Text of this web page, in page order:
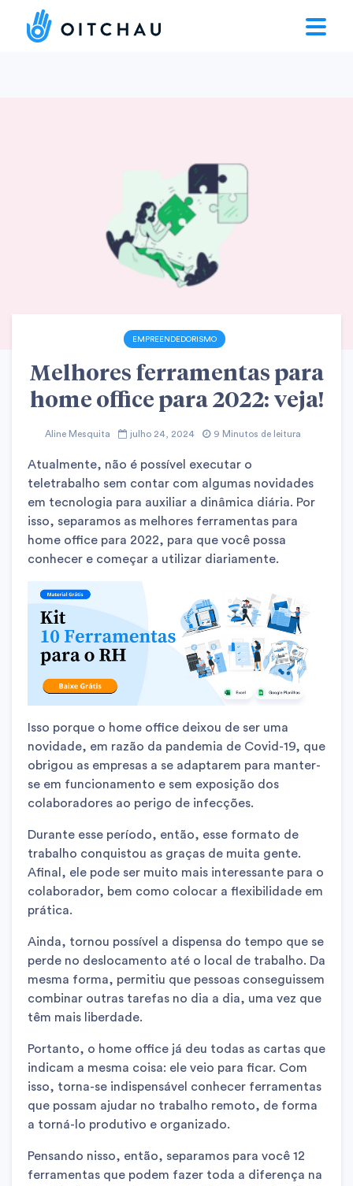
EMPREENDEDORISMO
Melhores ferramentas para
home office para 2022: veja!
Aline Mesquita julho 24, 2024 9 Minutos de leitura
Atualmente, não é possível executar o
teletrabalho sem contar com algumas novidades
em tecnologia para auxiliar a dinâmica diária. Por
isso, separamos as melhores ferramentas para
home office para 2022, para que você possa
conhecer e começar a utilizar diariamente.
Isso porque o home office deixou de ser uma
novidade, em razão da pandemia de Covid-19, que
obrigou as empresas a se adaptarem para manter-
se em funcionamento e sem exposição dos
colaboradores ao perigo de infecções.
Durante esse período, então, esse formato de
trabalho conquistou as graças de muita gente.
Afinal, ele pode ser muito mais interessante para o
colaborador, bem como colocar a flexibilidade em
prática.
Ainda, tornou possível a dispensa do tempo que se
perde no deslocamento até o local de trabalho. Da
mesma forma, permitiu que pessoas conseguissem
combinar outras tarefas no dia a dia, uma vez que
têm mais liberdade.
Portanto, o home office já deu todas as cartas que
indicam a mesma coisa: ele veio para ficar. Com
isso, torna-se indispensável conhecer ferramentas
que possam ajudar no trabalho remoto, de forma
a torná-lo produtivo e organizado.
Pensando nisso, então, separamos para você 12
ferramentas que podem fazer toda a diferença na